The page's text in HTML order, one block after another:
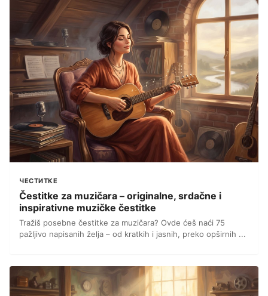
ЧЕСТИТКЕ
Čestitke za muzičara – originalne, srdačne i
inspirativne muzičke čestitke
Tražiš posebne čestitke za muzičara? Ovde ćeš naći 75
pažljivo napisanih želja – od kratkih i jasnih, preko opširnih ...